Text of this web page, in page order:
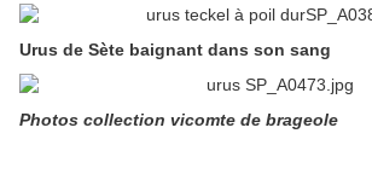
Urus de Sète baignant dans son sang
Photos collection vicomte de brageole